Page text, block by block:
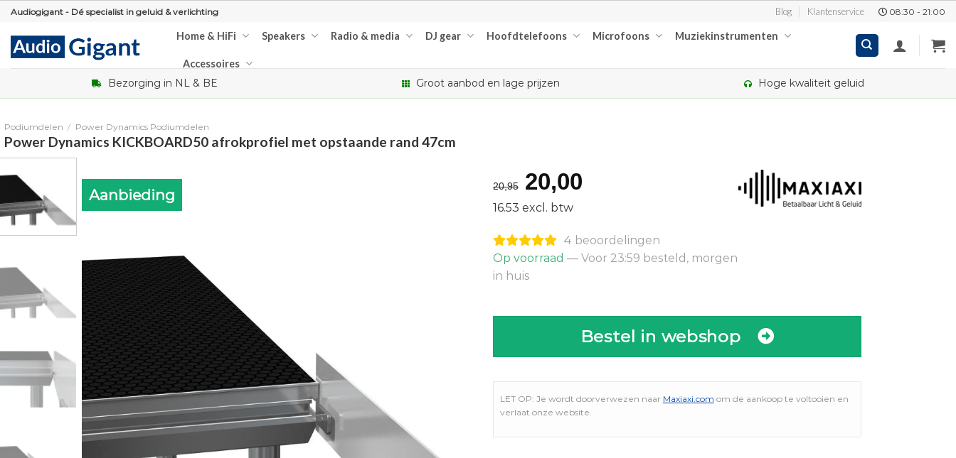
Skip
content
Audiogigant - Dé specialist in geluid & verlichting Blog Klantenservice 08:30 - 21:00
Home & HiFi Speakers Radio & media DJ gear Hoofdtelefoons Microfoons Muziekinstrumenten
Accessoires
Bezorging in NL & BE Groot aanbod en lage prijzen Hoge kwaliteit geluid
Podiumdelen / Power Dynamics Podiumdelen
Power Dynamics KICKBOARD50 afrokprofiel met opstaande rand 47cm
Aanbieding 20,95
Oorspronkelijke
prijs
was:
€20,95.
20,00Huidige
€20,00.
16.53 excl. btw
4 beoordelingen
Op voorraad — Voor 23:59 besteld, morgen
in huis
Bestel in webshop
LET OP: Je wordt doorverwezen naar Maxiaxi.com om de aankoop te voltooien en
verlaat onze website.